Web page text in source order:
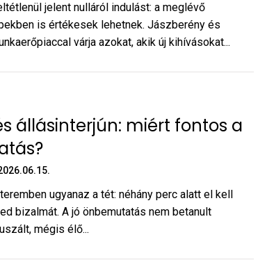
jelent nulláról indulást: a meglévő
is értékesek lehetnek. Jászberény és
várja azokat, akik új kihívásokat...
állásinterjún: miért fontos a
ugyanaz a tét: néhány perc alatt el kell
bizalmát. A jó önbemutatás nem betanult
mégis élő...